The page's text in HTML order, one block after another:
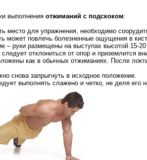
выполнения отжиманий с подскоком:
место для упражнения, необходимо
может повлечь болезненные ощущения в
– руки размещены на выступах высотой 15-
отклониться от опор и приземлится
как в обычных отжиманиях. После
снова запрыгнуть в исходное положение.
выполнять слажено и четко, не деля его